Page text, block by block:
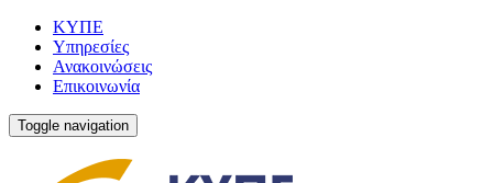
ΚΥΠΕ
Υπηρεσίες
Ανακοινώσεις
Επικοινωνία
Toggle navigation